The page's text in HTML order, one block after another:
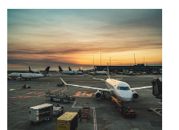
международными
цепями поставок